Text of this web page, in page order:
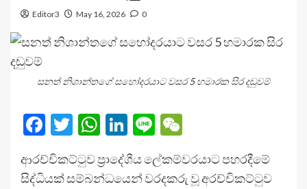
Editor3 May 16, 2026 0
සනත් නිශාන්තගේ සහෝදරයාට වසර 5 හමාරක සිර දඬුවම්
Facebook
Twitter
WhatsApp
LinkedIn
Line
ආරච්චිකට්ටුව ප්‍රාදේශීය ලේකම්වරයාට පහරදීමේ
සිද්ධියක් සම්බන්ධයෙන් වරදකරු වූ අරච්චිකට්ටුව